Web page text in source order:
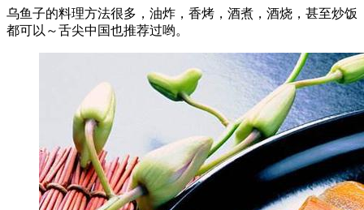
乌鱼子的料理方法很多，油炸，香烤，酒煮，酒烧，甚至炒饭
都可以～舌尖中国也推荐过哟。